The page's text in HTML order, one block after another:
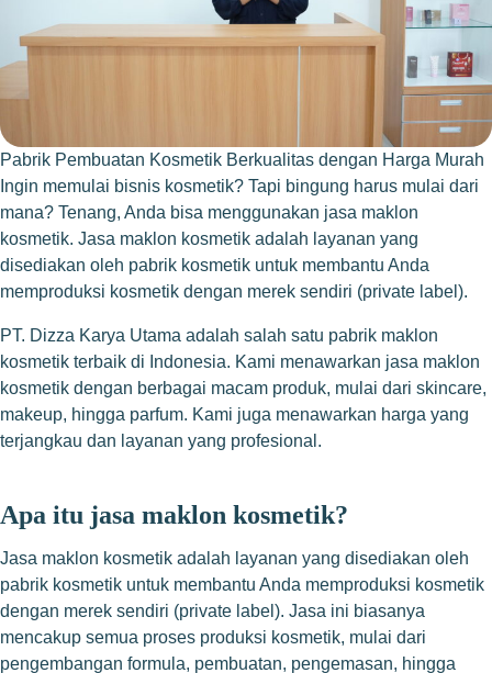
Pabrik Pembuatan Kosmetik Berkualitas dengan Harga Murah
Ingin memulai bisnis kosmetik? Tapi bingung harus mulai dari
mana? Tenang, Anda bisa menggunakan jasa maklon
kosmetik. Jasa maklon kosmetik adalah layanan yang
disediakan oleh pabrik kosmetik untuk membantu Anda
memproduksi kosmetik dengan merek sendiri (private label).
PT. Dizza Karya Utama adalah salah satu pabrik maklon
kosmetik terbaik di Indonesia. Kami menawarkan jasa maklon
kosmetik dengan berbagai macam produk, mulai dari skincare,
makeup, hingga parfum. Kami juga menawarkan harga yang
terjangkau dan layanan yang profesional.
Apa itu jasa maklon kosmetik?
Jasa maklon kosmetik adalah layanan yang disediakan oleh
pabrik kosmetik untuk membantu Anda memproduksi kosmetik
dengan merek sendiri (private label). Jasa ini biasanya
mencakup semua proses produksi kosmetik, mulai dari
pengembangan formula, pembuatan, pengemasan, hingga